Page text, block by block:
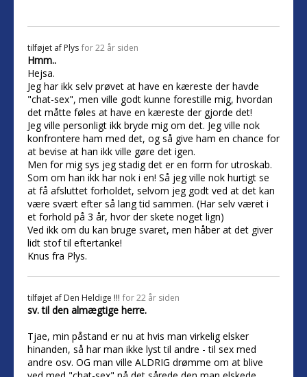
tilføjet af Plys for 22 år siden
Hmm..
Hejsa.
Jeg har ikk selv prøvet at have en kæreste der havde
"chat-sex", men ville godt kunne forestille mig, hvordan
det måtte føles at have en kæreste der gjorde det!
Jeg ville personligt ikk bryde mig om det. Jeg ville nok
konfrontere ham med det, og så give ham en chance for
at bevise at han ikk ville gøre det igen.
Men for mig sys jeg stadig det er en form for utroskab.
Som om han ikk har nok i en! Så jeg ville nok hurtigt se
at få afsluttet forholdet, selvom jeg godt ved at det kan
være svært efter så lang tid sammen. (Har selv været i
et forhold på 3 år, hvor der skete noget lign)
Ved ikk om du kan bruge svaret, men håber at det giver
lidt stof til eftertanke!
Knus fra Plys.
tilføjet af Den Heldige !!! for 22 år siden
sv. til den almægtige herre.
Tjae, min påstand er nu at hvis man virkelig elsker
hinanden, så har man ikke lyst til andre - til sex med
andre osv. OG man ville ALDRIG drømme om at blive